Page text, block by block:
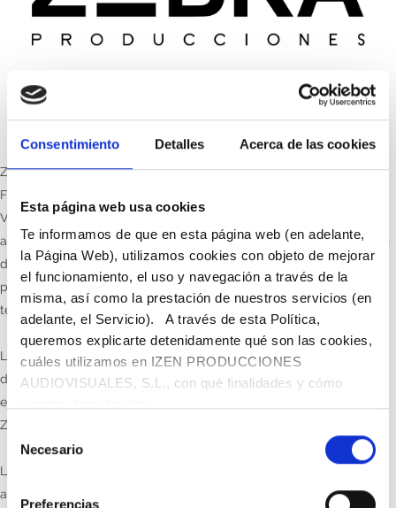
Consentimiento Detalles Acerca de las cookies
Esta página web usa cookies
Te informamos de que en esta página web (en adelante,
la Página Web), utilizamos cookies con objeto de mejorar
el funcionamiento, el uso y navegación a través de la
misma, así como la prestación de nuestros servicios (en
adelante, el Servicio). A través de esta Política,
queremos explicarte detenidamente qué son las cookies,
cuáles utilizamos en IZEN PRODUCCIONES
AUDIOVISUALES, S.L., con qué finalidades y cómo
Selección
consentimiento
Necesario
Preferencias
Zebra Producciones, participada por José Velasco y Sara
Fernández-Velasco, y Veralia Contenidos, participada por el Grupo
Vocento y por Felipe Ortiz, entre otros, han decidido integrar sus
actividades de producción en un nuevo grupo audiovisual con el fin
de consolidar su posición en el mercado español y ofrecer
producciones audiovisuales de primer nivel a las cadenas de
televisión y distribuidores de contenidos.
La nueva sociedad, IZEN Producciones, integrará todas las marcas
de Veralia Contenidos y Zebra Producciones, entre las que se
encuentran Boca a Boca, Europroducciones, Hill Valley, Proima
Zebrastur y Zebra.
Las actuales productoras mantendrán su presencia comercial y
actuarán de forma independiente en el mercado. Zebra